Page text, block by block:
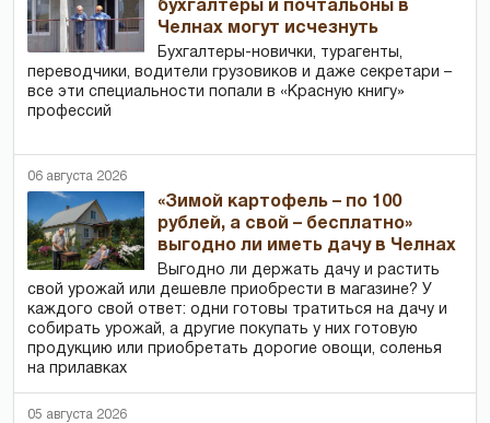
бухгалтеры и почтальоны в
Челнах могут исчезнуть
Бухгалтеры-новички, тур­агенты,
переводчики, водители грузовиков и даже секретари –
все эти специальности попали в «Красную книгу»
профессий
06 августа 2026
«Зимой картофель – по 100
рублей, а свой – бесплатно»
выгодно ли иметь дачу в Челнах
Выгодно ли держать дачу и растить
свой урожай или дешевле приобрести в магазине? У
каждого свой ответ: одни готовы тратиться на дачу и
собирать урожай, а другие покупать у них готовую
продукцию или приобретать дорогие овощи, соленья
на прилавках
05 августа 2026